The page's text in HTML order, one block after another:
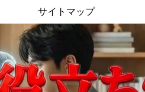
サイトマップ